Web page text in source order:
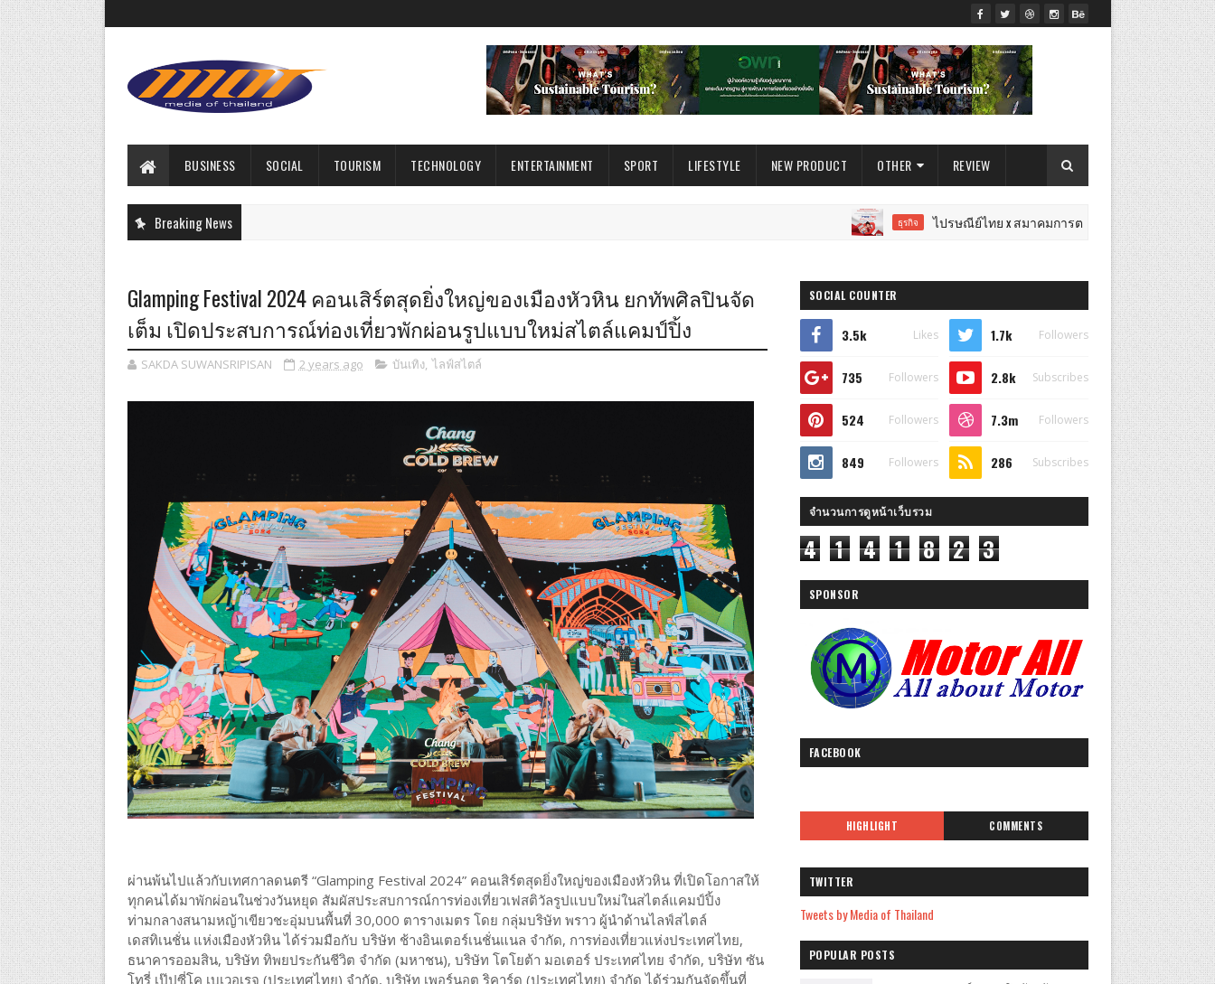
BUSINESS SOCIAL TOURISM TECHNOLOGY ENTERTAINMENT SPORT LIFESTYLE NEW PRODUCT OTHER REVIEW
Breaking News ไปรษณีย์ไทย x สมาคมการตลาดฯ เปิดเวทีแจ้งเกิดนักการตลาดรุ่นใหม่
Glamping Festival 2024 คอนเสิร์ตสุดยิ่งใหญ่ของเมืองหัวหิน ยกทัพศิลปินจัด
เต็ม เปิดประสบการณ์ท่องเที่ยวพักผ่อนรูปแบบใหม่สไตล์แคมป์ปิ้ง
SAKDA SUWANSRIPISAN 2 years ago บันเทิง, ไลฟ์สไตล์
ผ่านพ้นไปแล้วกับเทศกาลดนตรี “Glamping Festival 2024” คอนเสิร์ตสุดยิ่งใหญ่ของเมืองหัวหิน ที่เปิดโอกาสให้
ทุกคนได้มาพักผ่อนในช่วงวันหยุด สัมผัสประสบการณ์การท่องเที่ยวเฟสติวัลรูปแบบใหม่ในสไตล์แคมป์ปิ้ง
ท่ามกลางสนามหญ้าเขียวชะอุ่มบนพื้นที่ 30,000 ตารางเมตร โดย กลุ่มบริษัท พราว ผู้นำด้านไลฟ์สไตล์
เดสทิเนชั่น แห่งเมืองหัวหิน ได้ร่วมมือกับ บริษัท ช้างอินเตอร์เนชั่นแนล จำกัด, การท่องเที่ยวแห่งประเทศไทย,
ธนาคารออมสิน, บริษัท ทิพยประกันชีวิต จำกัด (มหาชน), บริษัท โตโยต้า มอเตอร์ ประเทศไทย จำกัด, บริษัท ซัน
โทรี่ เป๊ปซี่โค เบเวอเรจ (ประเทศไทย) จำกัด, บริษัท เพอร์นอต ริคาร์ด (ประเทศไทย) จํากัด ได้ร่วมกันจัดขึ้นที่
SOCIAL COUNTER
3.5k Likes 1.7k Followers
735 Followers 2.8k Subscribes
524 Followers 7.3m Followers
849 Followers 286 Subscribes
จำนวนการดูหน้าเว็บรวม
4 1 4 1 8 2 3
SPONSOR
FACEBOOK
HIGHLIGHT COMMENTS
TWITTER
Tweets by Media of Thailand
POPULAR POSTS